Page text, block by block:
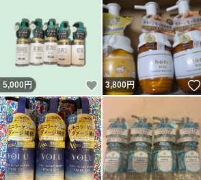
5,000円 いいね！
3,800円